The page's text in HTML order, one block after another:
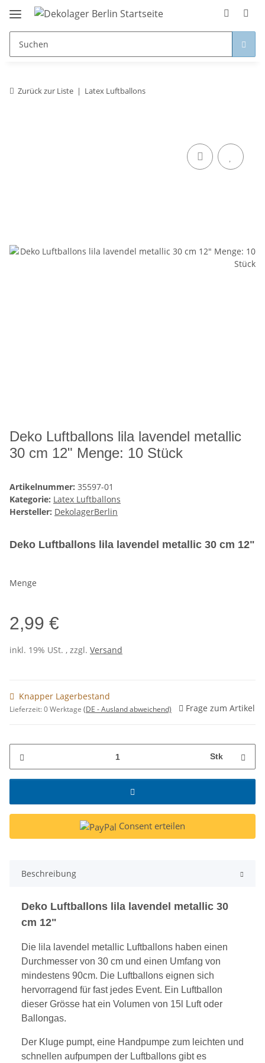
Zurück zur Liste Latex Luftballons
Deko Luftballons lila lavendel metallic
30 cm 12" Menge: 10 Stück
Artikelnummer: 35597-01
Kategorie: Latex Luftballons
Hersteller: DekolagerBerlin
Deko Luftballons lila lavendel metallic 30 cm 12"
Menge
2,99 €
inkl. 19% USt. , zzgl. Versand
Knapper Lagerbestand
Lieferzeit:0 Werktage (DE - Ausland abweichend) Frage zum Artikel
Stk
Consent erteilen
Beschreibung
Deko Luftballons lila lavendel metallic 30
cm 12"
Die lila lavendel metallic Luftballons haben einen
Durchmesser von 30 cm und einen Umfang von
mindestens 90cm. Die Luftballons eignen sich
hervorragend für fast jedes Event. Ein Luftballon
dieser Grösse hat ein Volumen von 15l Luft oder
Ballongas.
Der Kluge pumpt, eine Handpumpe zum leichten und
schnellen aufpumpen der Luftballons gibt es